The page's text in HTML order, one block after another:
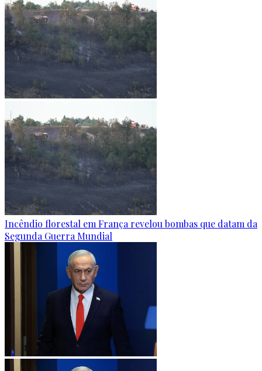
Incêndio florestal em França revelou bombas que datam da
Segunda Guerra Mundial